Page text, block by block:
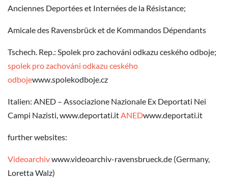
Anciennes Deportées et Internées de la Résistance;
Amicale des Ravensbrück et de Kommandos Dépendants
Tschech. Rep.: Spolek pro zachováni odkazu ceského odboje;
spolek pro zachováni odkazu ceského
odbojewww.spolekodboje.cz
Italien: ANED – Associazione Nazionale Ex Deportati Nei
Campi Nazisti, www.deportati.itANEDwww.deportati.it
further websites:
Videoarchivwww.videoarchiv-ravensbrueck.de (Germany,
Loretta Walz)